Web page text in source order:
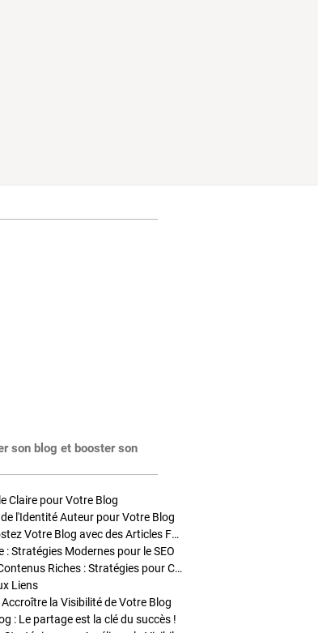
son blog et booster son
Claire pour Votre Blog
l'Identité Auteur pour Votre Blog
Stratégies de Publication : Boostez Votre Blog avec des Articles Fréquents et Exclusifs
: Stratégies Modernes pour le SEO
Enrichir Vos Articles avec des Contenus Riches : Stratégies pour Captiver et Optimiser
Liens
la Visibilité de Votre Blog
: Le partage est la clé du succès !